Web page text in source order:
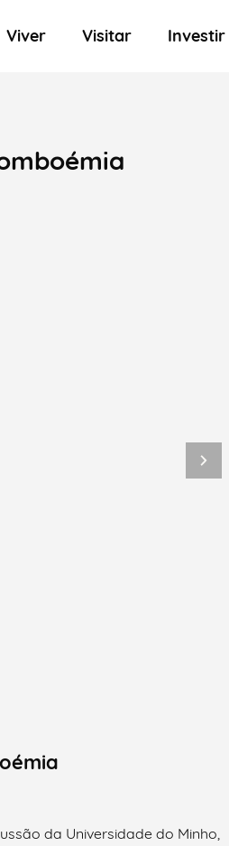
Viver Visitar Investir
da Universidade do Minho,